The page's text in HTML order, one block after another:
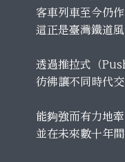
客車列車至今仍
這正是臺灣鐵道風
透過推拉式（
彷彿讓不同時代
能夠強而有力地
並在未來數十年